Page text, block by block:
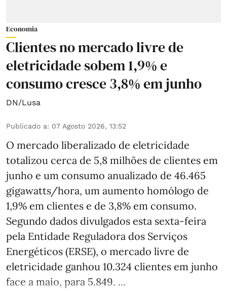
Economia
Clientes no mercado livre de
eletricidade sobem 1,9% e
consumo cresce 3,8% em junho
DN/Lusa
Publicado a: 07 Agosto 2026, 13:52
O mercado liberalizado de eletricidade
totalizou cerca de 5,8 milhões de clientes em
junho e um consumo anualizado de 46.465
gigawatts/hora, um aumento homólogo de
1,9% em clientes e de 3,8% em consumo.
Segundo dados divulgados esta sexta-feira
pela Entidade Reguladora dos Serviços
Energéticos (ERSE), o mercado livre de
eletricidade ganhou 10.324 clientes em junho
face a maio, para 5.849. ...